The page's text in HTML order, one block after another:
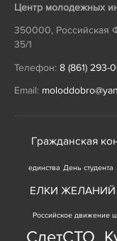
Центр молодежных
350000, Российская
35/1
Телефон: 8 (861) 293-
Email:
Гражданская
единства День студента
ЕЛКИ ЖЕЛАНИЙ
Российское движение